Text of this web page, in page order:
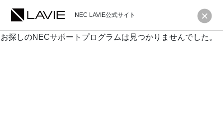
NEC LAVIE公式サイト
お探しのNECサポートプログラムは見つかりませんでした。